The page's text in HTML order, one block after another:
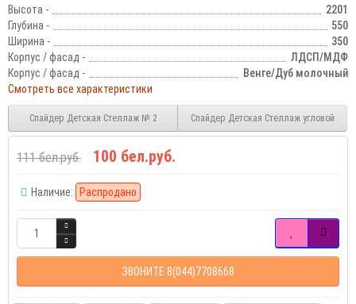
Высота -
2201
Глубина -
550
Ширина -
350
Корпус / фасад -
ЛДСП/МДФ
Корпус / фасад -
Венге/Дуб молочный
Смотреть все характеристики
Спайдер Детская Стеллаж № 2 Спайдер Детская Стеллаж угловой
111 бел.руб. 100 бел.руб.
Наличие: Распродано
ЗВОНИТЕ 8(044)7708668